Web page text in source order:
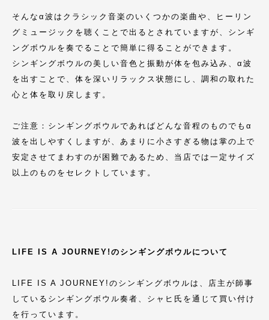
そんなα波はクラシック音楽のいくつかの楽曲や、ヒーリン
グミュージックを聴くことで出るとされていますが、シンギ
ングボウルを奏でることで簡単に得ることができます。
シンギングボウルの美しい音色と振動が体を包み込み、α波
を出すことで、体を深いリラックス状態にし、調和の取れた
心と体を取り戻します。
ご注意：シンギングボウルであればどんな音程のものでもα
波を出しやすくしますが、あまりに小さすぎる物は掌の上で
安定させてまわすのが困難であるため、当店では一定サイズ
以上のものをセレクトしています。
LIFE IS A JOURNEY!のシンギングボウルについて
LIFE IS A JOURNEY!のシンギングボウルは、店主が師事
しているシンギングボウル奏者、シャヒ氏を通じて買い付け
を行っています。